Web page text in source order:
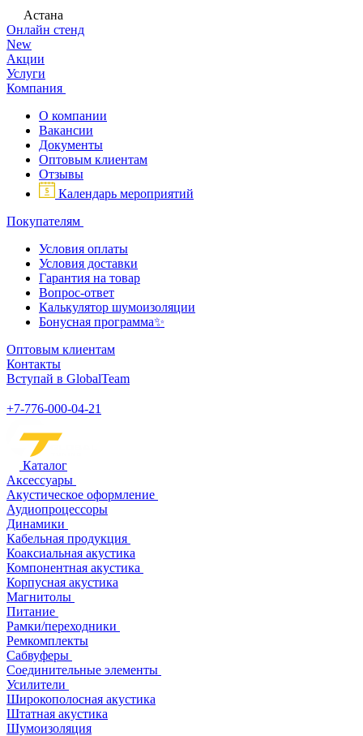
Астана
Онлайн стенд
New
Акции
Услуги
Компания
О компании
Вакансии
Документы
Оптовым клиентам
Отзывы
Календарь мероприятий
Покупателям
Условия оплаты
Условия доставки
Гарантия на товар
Вопрос-ответ
Калькулятор шумоизоляции
Бонусная программа✨
Оптовым клиентам
Контакты
Вступай в GlobalTeam
+7-776-000-04-21
Каталог
Аксессуары
Акустическое оформление
Аудиопроцессоры
Динамики
Кабельная продукция
Коаксиальная акустика
Компонентная акустика
Корпусная акустика
Магнитолы
Питание
Рамки/переходники
Ремкомплекты
Сабвуферы
Соединительные элементы
Усилители
Широкополосная акустика
Штатная акустика
Шумоизоляция